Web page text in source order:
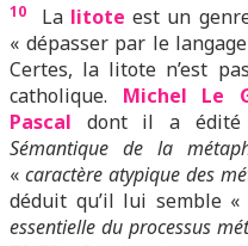
10 La litote est un
« dépasser par le
Certes, la litote n’est
catholique. Michel Le
Pascal dont il a édité
Sémantique de la
« caractère atypique des
déduit qu’il lui semble «
essentielle du processus